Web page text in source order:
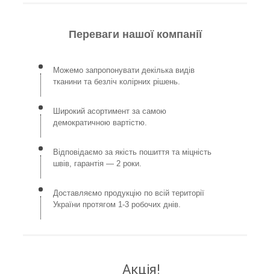
Переваги нашої компанії
Можемо запропонувати декілька видів
тканини та безліч колірних рішень.
Широкий асортимент за самою
демократичною вартістю.
Відповідаємо за якість пошиття та міцність
швів, гарантія — 2 роки.
Доставляємо продукцію по всій території
України протягом 1-3 робочих днів.
Акція!